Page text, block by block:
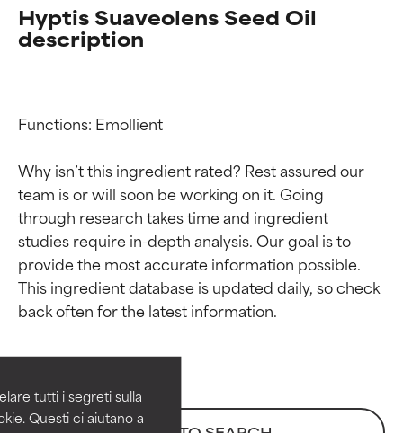
tutti i segreti sulla
Questi ci aiutano a
Hyptis Suaveolens Seed Oil
description
Functions: Emollient
Why isn’t this ingredient rated? Rest assured our
team is or will soon be working on it. Going
through research takes time and ingredient
studies require in-depth analysis. Our goal is to
provide the most accurate information possible.
This ingredient database is updated daily, so check
Valutazione degli
ingredienti
Comprovati e sostenuti da studi
indipendenti. Ingrediente attivo
Valutazione degli
ingredienti
Comprovati e sostenuti da studi
indipendenti. Ingrediente attivo